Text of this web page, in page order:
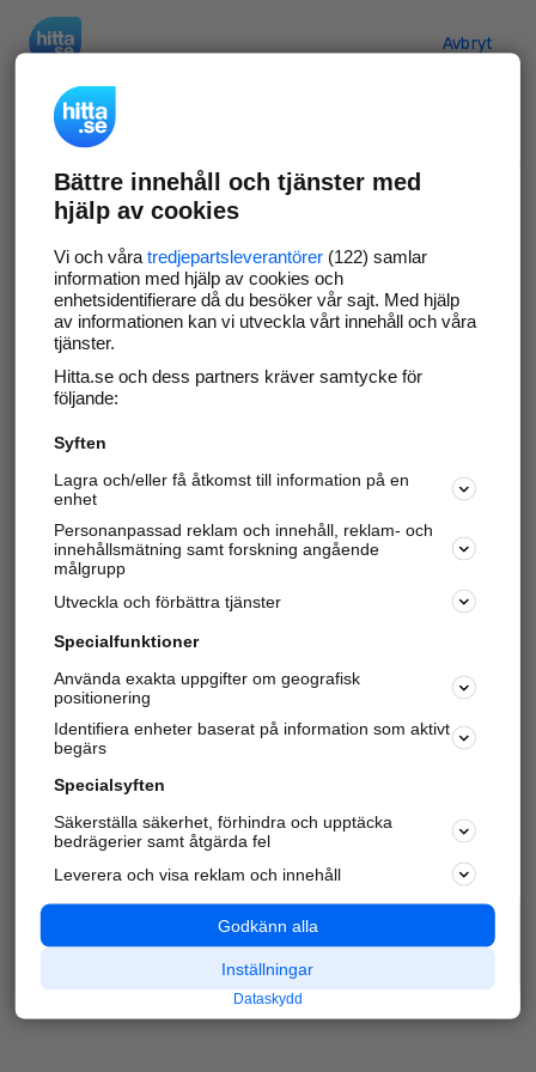
Avbryt
Verifiera ditt företag
Gör som 69 551företag
företagssida på hitta.se och syns bättre mot
kunder i ditt närområde. Helt kostnadsfritt.
Uppdatera din företagsinformation
Svara på och hantera dina omdömen
Har du redan verifierat ditt företag? Logga in
Varje vecka besöker du och4 miljoner
andra
härliga användare oss för att hitta rätt lokal
information om företag, privatpersoner och
platser.
Bättre innehåll och tjänster med
hjälp av cookies
Vi och våra tredjepartsleverantörer(122) samlar
information med hjälp av cookies och
enhetsidentifierare då du besöker vår sajt. Med hjälp
av informationen kan vi utveckla vårt innehåll och våra
tjänster.
Hitta.se och dess partners kräver samtycke för
följande:
Syften
Lagra och/eller få åtkomst till information på en
enhet
Personanpassad reklam och innehåll, reklam- och
innehållsmätning samt forskning angående
målgrupp
Utveckla och förbättra tjänster
Specialfunktioner
Använda exakta uppgifter om geografisk
positionering
Identifiera enheter baserat på information som aktivt
begärs
Specialsyften
Säkerställa säkerhet, förhindra och upptäcka
bedrägerier samt åtgärda fel
Leverera och visa reklam och innehåll
Godkänn alla
Inställningar
Dataskydd